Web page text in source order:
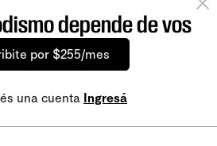
depende de vos
por $255/mes
una cuenta Ingresá